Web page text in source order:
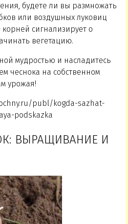
будете ли вы размножать
или воздушных луковиц
сигнализирует о
вегетацию.
мудростью и насладитесь
чеснока на собственном
урожая!
publ/kogda-sazhat-
podskazka
ВЫРАЩИВАНИЕ И